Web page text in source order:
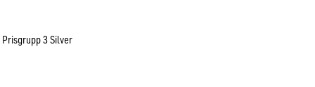
Prisgrupp 3 Silver